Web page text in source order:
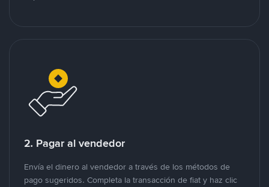
2. Pagar al vendedor
Envía el dinero al vendedor a través de los métodos de
pago sugeridos. Completa la transacción de fiat y haz clic